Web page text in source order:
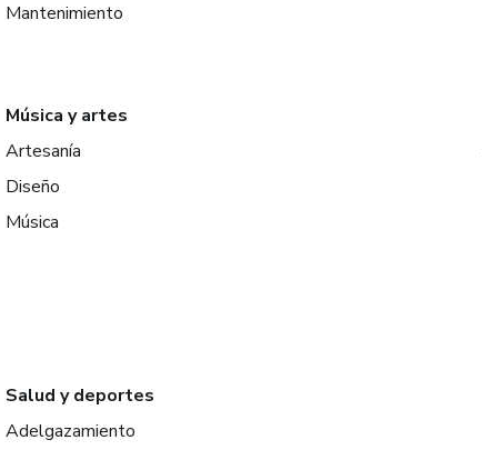
Mantenimiento
Música y artes
Artesanía
Diseño
Música
Salud y deportes
Adelgazamiento